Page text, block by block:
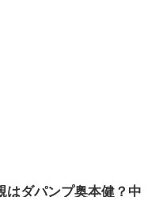
はダパンプ奥本健？中